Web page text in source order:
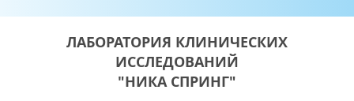
ЛАБОРАТОРИЯ КЛИНИЧЕСКИХ
ИССЛЕДОВАНИЙ
"НИКА СПРИНГ"